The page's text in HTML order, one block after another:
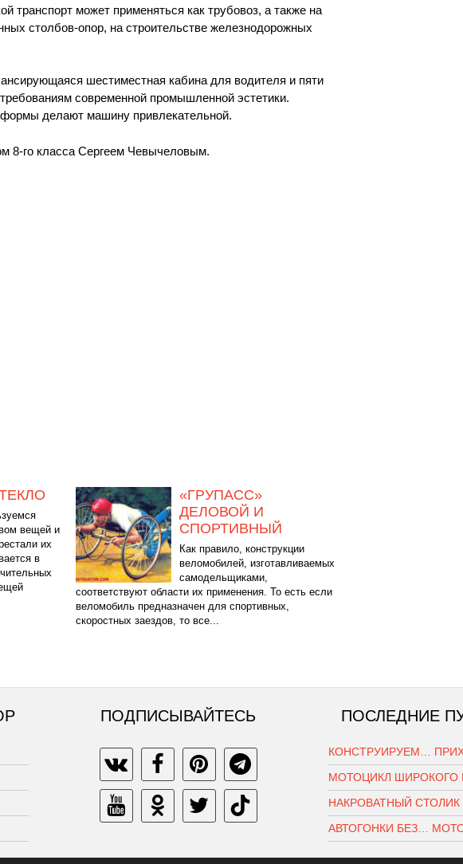
транспорт может применяться как трубовоз, а также на
столбов-опор, на строительстве железнодорожных
шестиместная кабина для водителя и пяти
современной промышленной эстетики.
делают машину привлекательной.
8-го класса Сергеем Чевычеловым.
вещей и
их
в
«ГРУПАСС»
ДЕЛОВОЙ И
СПОРТИВНЫЙ
Как правило, конструкции
веломобилей, изготавливаемых
самодельщиками,
соответствуют области их применения. То есть если
веломобиль предназначен для спортивных,
скоростных заездов, то все...
ПОДПИСЫВАЙТЕСЬ ПОСЛЕДНИЕ
КОНСТРУИРУЕМ…
МОТОЦИКЛ ШИРОКОГО
НАКРОВАТНЫЙ СТОЛИК
АВТОГОНКИ БЕЗ…